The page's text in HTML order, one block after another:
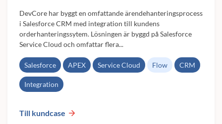
DevCore har byggt en omfattande ärendehanteringsprocess
i Salesforce CRM med integration till kundens
orderhanteringssytem. Lösningen är byggd på Salesforce
Service Cloud och omfattar flera...
Salesforce APEX Service Cloud Flow CRM
Integration
Till kundcase